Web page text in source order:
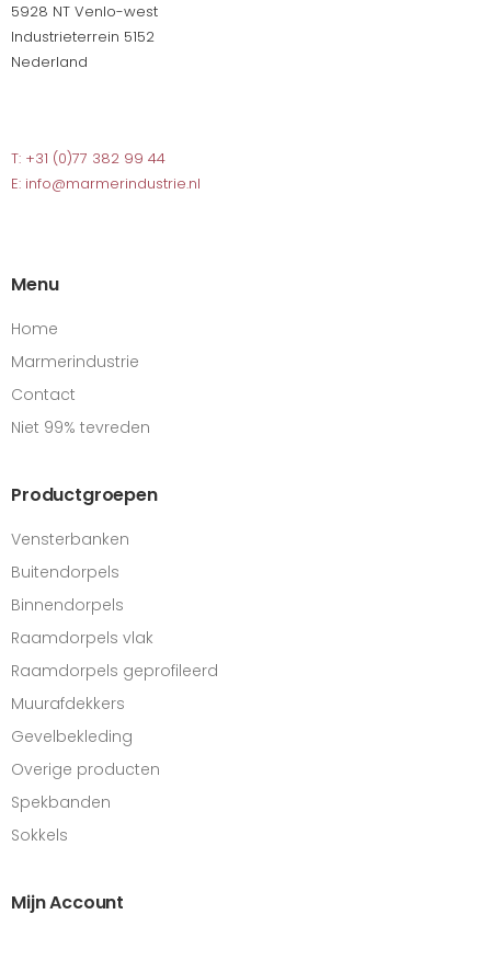
5928 NT Venlo-west
Industrieterrein 5152
Nederland
T: +31 (0)77 382 99 44
E: info@marmerindustrie.nl
Menu
Home
Marmerindustrie
Contact
Niet 99% tevreden
Productgroepen
Vensterbanken
Buitendorpels
Binnendorpels
Raamdorpels vlak
Raamdorpels geprofileerd
Muurafdekkers
Gevelbekleding
Overige producten
Spekbanden
Sokkels
Mijn Account